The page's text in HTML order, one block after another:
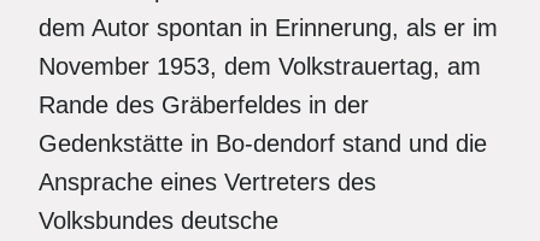
dem Autor spontan in Erinnerung, als er im
November 1953, dem Volkstrauertag, am
Rande des Gräberfeldes in der
Gedenkstätte in Bo-dendorf stand und die
Ansprache eines Vertreters des
Volksbundes deutsche